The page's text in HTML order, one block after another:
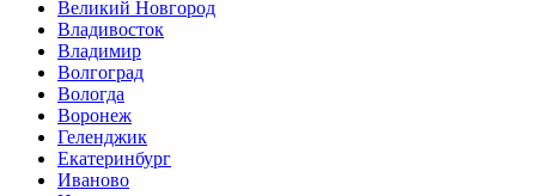
Великий Новгород
Владивосток
Владимир
Волгоград
Вологда
Воронеж
Геленджик
Екатеринбург
Иваново